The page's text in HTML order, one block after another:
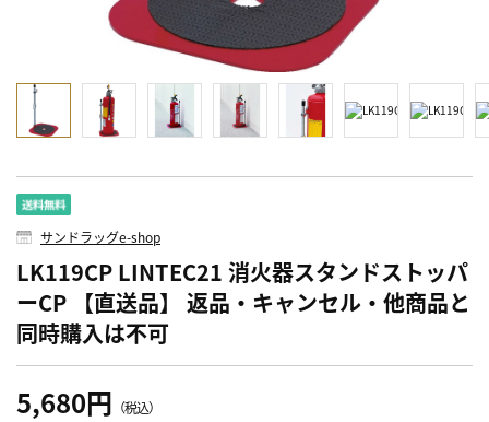
サンドラッグe-shop
LK119CP LINTEC21 消火器スタンドストッパ
ーCP 【直送品】 返品・キャンセル・他商品と
同時購入は不可
5,680円 （税込）